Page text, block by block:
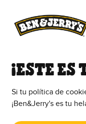
¡ESTE ES
Si tu política de
¡Ben&Jerry's es tu